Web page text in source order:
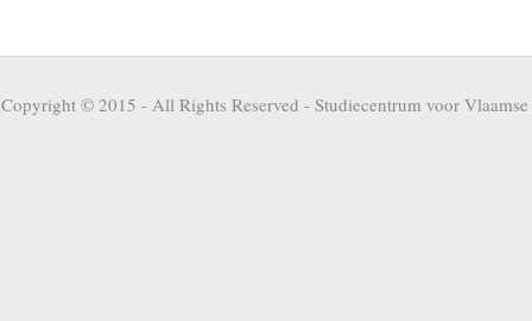
Copyright © 2015 - All Rights Reserved - Studiecentrum voor